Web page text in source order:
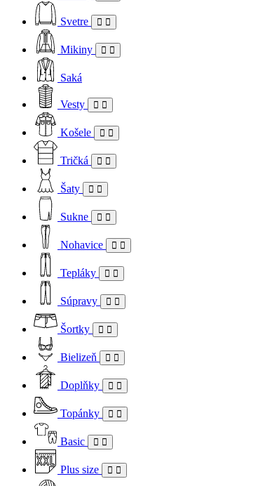
Svetre
Mikiny
Saká
Vesty
Košele
Tričká
Šaty
Sukne
Nohavice
Tepláky
Súpravy
Šortky
Bielizeň
Doplňky
Topánky
Basic
Plus size